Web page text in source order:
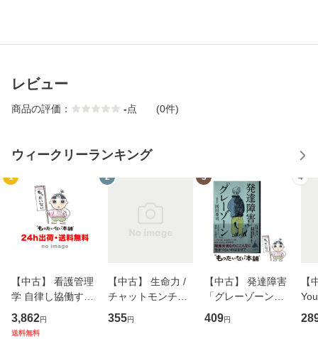
レビュー
商品の評価： -点 (0件)
ウィークリーランキング
1
【中古】 看護管理
学 自律し協働する
専門職の看護マネ
ジメントスキル 改
3,862円
送料無料
2
【中古】 生命力 /
チャットモンチー /
キューンレコード
[CD]【メール便送
355円
3
【中古】 発達障害
「グレーゾーン」
その正しい理解と
克服法 (SB新書 57
409円
4
【
のが